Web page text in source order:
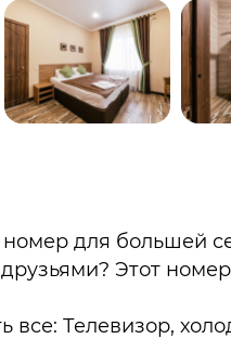
для большей
Этот
все: Телевизор,